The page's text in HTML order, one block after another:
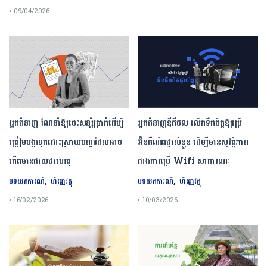
• 09/04/2026
អ្នកជំនាញឌីជីថល លើកទឹកចិត្តឱ្យប្រើ
អ៊ីនធឺណិតផ្ទាល់ខ្លួន ដើម្បីមានសុវត្ថិភាព
ជាងការប្រើ Wifi​ សាធារណៈ
បទយកការណ៍, ហិរញ្ញវត្ថុ
• 10/03/2026
អ្នកជំនាញ ណែនាំឱ្យចេះសន្សំប្រាក់ដើម្បី
ត្រៀមបង្កាទុកដោះស្រាយបញ្ហាដែលអាច
កើតមានជាយថាហេតុ
បទយកការណ៍, ហិរញ្ញវត្ថុ
• 16/02/2026